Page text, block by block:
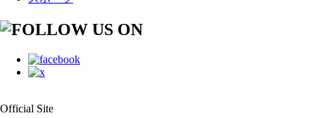
Official Site